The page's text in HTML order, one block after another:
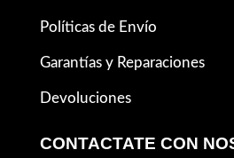
Políticas de Envío
Garantías y Reparaciones
Devoluciones
CONTACTATE CON